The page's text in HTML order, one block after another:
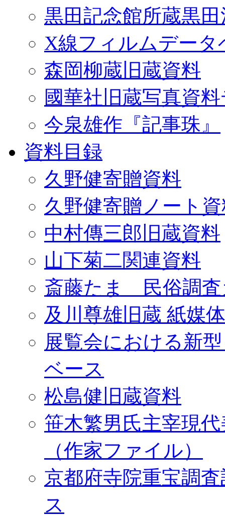
黒田記念館所蔵黒
X線フィルムデータ
森岡柳蔵旧蔵資料
國華社旧蔵写真資
今泉雄作『記事珠』
資料目録
久野健寄贈資料
久野健寄贈ノート
中村傳三郎旧蔵資料
山下菊二関連資料
斎藤たま 民俗調査
及川尊雄旧蔵 紙媒
展覧会における新
ベース
松島健旧蔵資料
笹木繁男氏主宰現
（作家ファイル）
京都府寺院重宝調
ス